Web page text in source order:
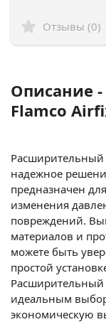
Отзывы (0)
Описание
Flamco
Расширительный
надежное
предназначен
изменения
повреждений.
материалов и
можете быть
простой
Расширительный
идеальным
экономическую